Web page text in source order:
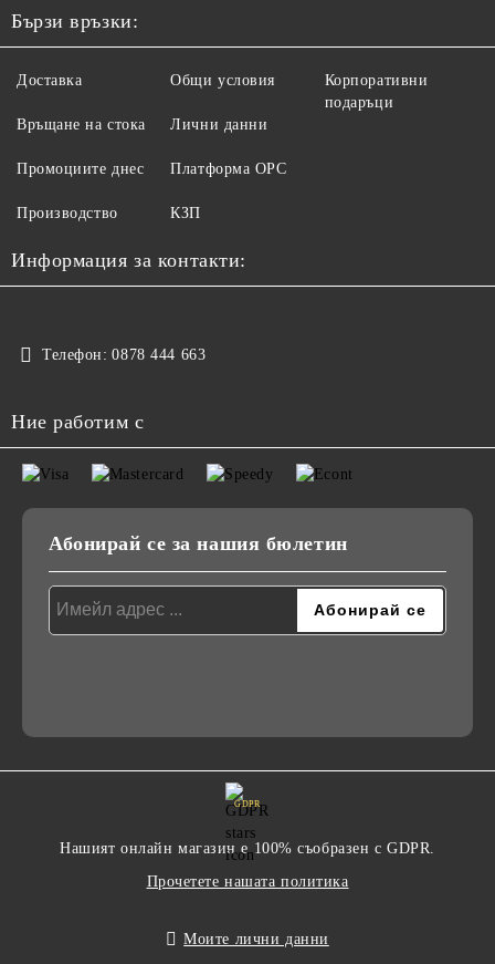
Бързи връзки:
Доставка
Връщане на стока
Промоциите днес
Производство
Общи условия
Лични данни
Платформа ОРС
КЗП
Корпоративни
подаръци
Информация за контакти:
Телефон: 0878 444 663
Ние работим с
Абонирай се за нашия бюлетин
GDPR
Нашият онлайн магазин е 100% съобразен с GDPR.
Прочетете нашата политика
Моите лични данни